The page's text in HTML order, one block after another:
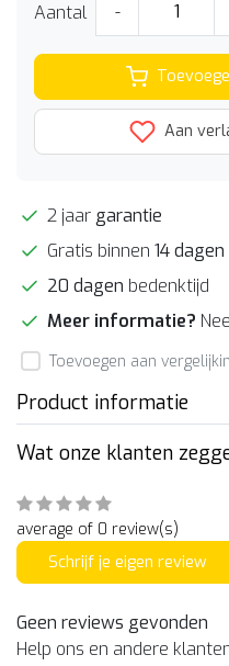
Aantal -
Aan
2 jaar garantie
Gratis binnen 14 dagen
20 dagen bedenktijd
Meer informatie?
Toevoegen aan
Product informatie
Wat onze klanten
average of 0 review(s)
Schrijf je eigen review
Geen reviews gevonden
Help ons en andere